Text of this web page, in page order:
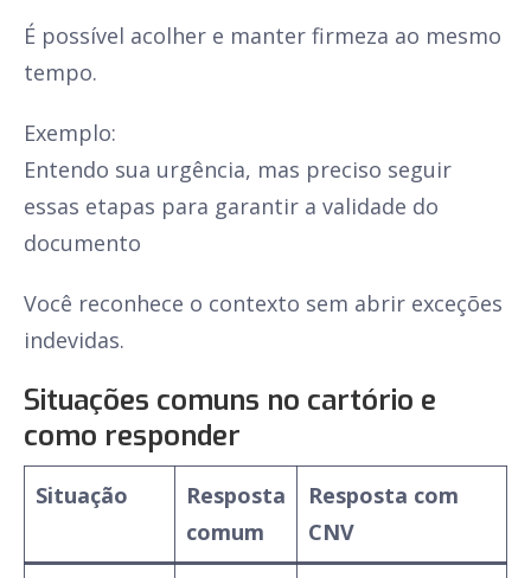
É possível acolher e manter firmeza ao mesmo
tempo.
Exemplo:
Entendo sua urgência, mas preciso seguir
essas etapas para garantir a validade do
documento
Você reconhece o contexto sem abrir exceções
indevidas.
Situações comuns no cartório e
como responder
Situação
Resposta
comum
Resposta com
CNV